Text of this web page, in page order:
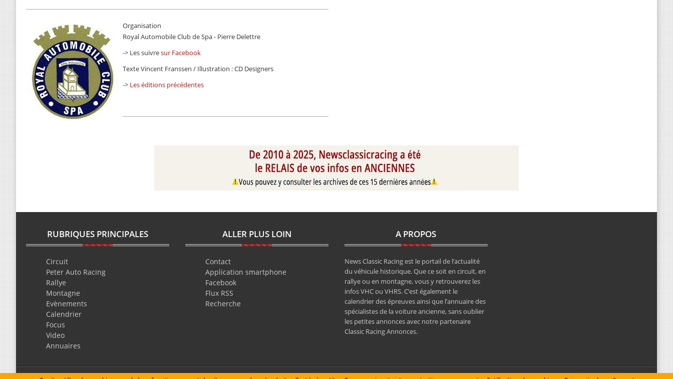
Organisation
Royal Automobile Club de Spa - Pierre Delettre
-> Les suivresur Facebook
Texte Vincent Franssen / Illustration : CD Designers
-> Les éditions précédentes
RUBRIQUES PRINCIPALES
Circuit
Peter Auto Racing
Rallye
Montagne
Evènements
Calendrier
Focus
Video
Annuaires
ALLER PLUS LOIN
Contact
Application smartphone
Facebook
Flux RSS
Recherche
A PROPOS
News Classic Racing est le portail de l’actualité
du véhicule historique. Que ce soit en circuit, en
rallye ou en montagne, vous y retrouverez les
infos VHC ou VHRS. C’est également le
calendrier des épreuves ainsi que l’annuaire des
spécialistes de la voiture ancienne, sans oublier
les petites annonces avec notre partenaire
Classic Racing Annonces.
Mentions légales © Copyright 2026 NewsClassicRacing, tous droits réservés